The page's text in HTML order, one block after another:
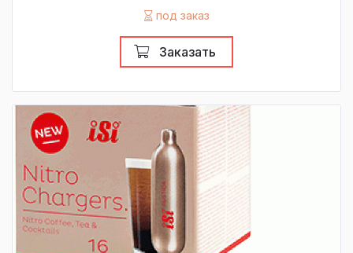
под заказ
Заказать